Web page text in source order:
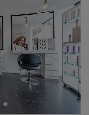
17:00
09:00
17:00
09:00–17:00
Gesloten
zorg en comfort
een unieke